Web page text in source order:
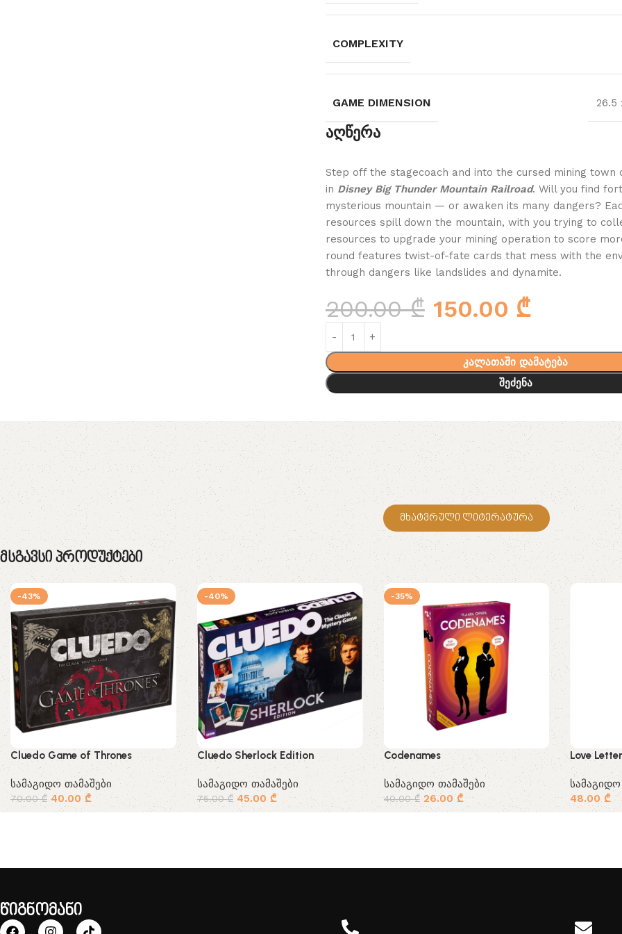
COMPLEXITY
GAME DIMENSION 26.5
აღწერა
Step off the stagecoach and into the cursed mining town
in Disney Big Thunder Mountain Railroad. Will you find
mysterious mountain — or awaken its many dangers?
resources spill down the mountain, with you trying to
resources to upgrade your mining operation to score
round features twist-of-fate cards that mess with the
through dangers like landslides and dynamite.
200.00₾ 150.00 ₾
კალათაში დამატება
შეძენა
მხატვრული ლიტერატურა
Მსგავსი Პროდუქტები
-43%
Cluedo Game of Thrones
სამაგიდო თამაშები
70.00₾ 40.00₾
-40%
Cluedo Sherlock Edition
სამაგიდო თამაშები
75.00₾ 45.00 ₾
-35%
Codenames
სამაგიდო თამაშები
40.00₾ 26.00₾
Love
48.00₾
წიგნომანი